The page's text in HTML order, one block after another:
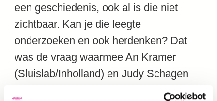
een geschiedenis, ook al is die niet
zichtbaar. Kan je die leegte
onderzoeken en ook herdenken? Dat
was de vraag waarmee An Kramer
(Sluislab/Inholland) en Judy Schagen
(Amsterdamse Hogeschool voor de